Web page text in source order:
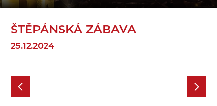
ŠTĚPÁNSKÁ ZÁBAVA
25.12.2024